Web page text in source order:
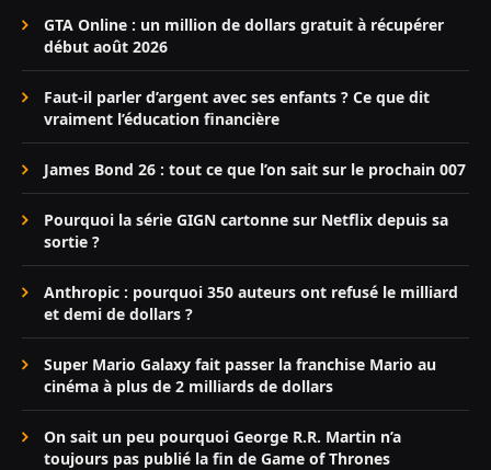
GTA Online : un million de dollars gratuit à récupérer
début août 2026
Faut-il parler d’argent avec ses enfants ? Ce que dit
vraiment l’éducation financière
James Bond 26 : tout ce que l’on sait sur le prochain 007
Pourquoi la série GIGN cartonne sur Netflix depuis sa
sortie ?
Anthropic : pourquoi 350 auteurs ont refusé le milliard
et demi de dollars ?
Super Mario Galaxy fait passer la franchise Mario au
cinéma à plus de 2 milliards de dollars
On sait un peu pourquoi George R.R. Martin n’a
toujours pas publié la fin de Game of Thrones